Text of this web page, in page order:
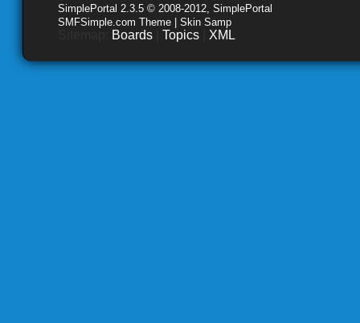
SimplePortal 2.3.5 © 2008-2012, SimplePortal
SMFSimple.com Theme | Skin Samp
Boards Topics XML